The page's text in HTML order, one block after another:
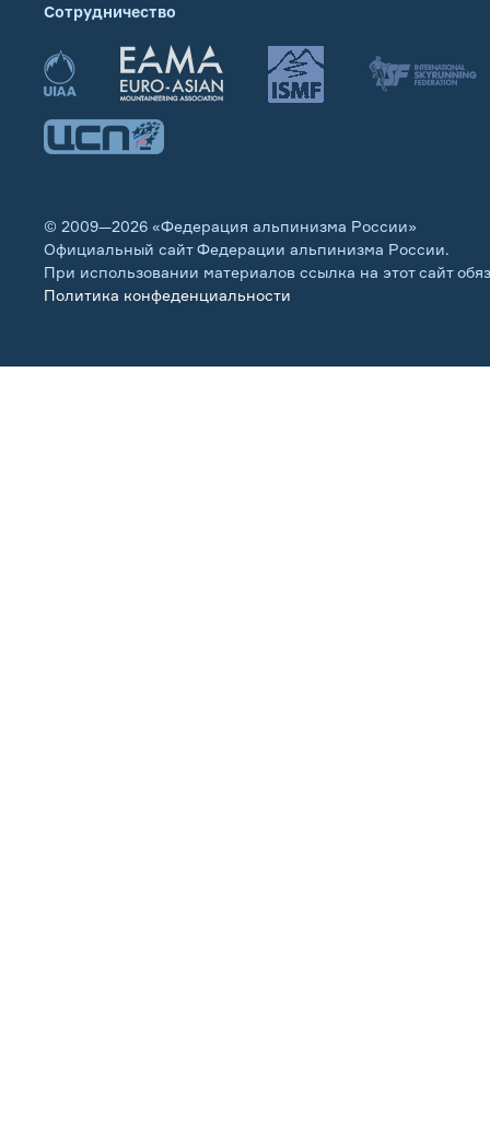
Сотрудничество
© 2009—2026 «Федерация альпинизма России»
Официальный сайт Федерации альпинизма России.
При использовании материалов ссылка на этот сайт
Политика конфеденциальности